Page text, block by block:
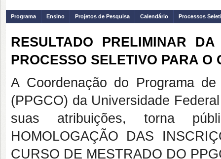
Programa Ensino Projetos de Pesquisa Calendário Processos
RESULTADO PRELIMINAR
PROCESSO SELETIVO PARA O
A Coordenação do Programa
(PPGCO) da Universidade
suas atribuições, torna
HOMOLOGAÇÃO DAS
CURSO DE MESTRADO DO